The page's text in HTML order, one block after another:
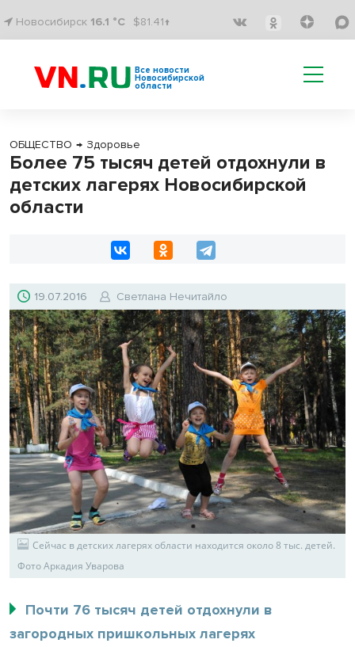
Новосибирск 16.1 °C $81.41↑
Все новости
Новосибирской
области
ОБЩЕСТВО → Здоровье
Более 75 тысяч детей отдохнули в
детских лагерях Новосибирской
области
19.07.2016 Светлана Нечитайло
Сейчас в детских лагерях области находится около 8 тыс. детей.
Фото Аркадия Уварова
Почти 76 тысяч детей отдохнули в
загородных пришкольных лагерях